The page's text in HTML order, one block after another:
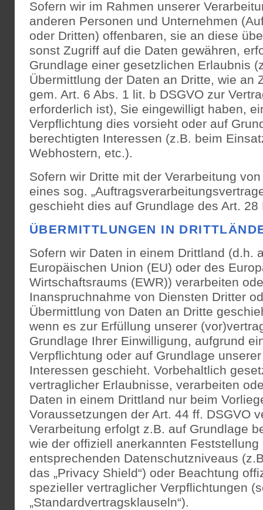
Sofern wir im Rahmen unserer
anderen Personen und Unternehmen
oder Dritten) offenbaren, sie an diese
sonst Zugriff auf die Daten gewähren,
Grundlage einer gesetzlichen Erlaubnis
Übermittlung der Daten an Dritte, wie an
gem. Art. 6 Abs. 1 lit. b DSGVO zur
erforderlich ist), Sie eingewilligt haben,
Verpflichtung dies vorsieht oder auf
berechtigten Interessen (z.B. beim
Webhostern, etc.).
Sofern wir Dritte mit der Verarbeitung
eines sog.
geschieht dies auf Grundlage des Art. 28
ÜBERMITTLUNGEN IN
Sofern wir Daten in einem Drittland (d.h.
Europäischen Union (EU) oder des
Wirtschaftsraums (EWR)) verarbeiten
Inanspruchnahme von Diensten Dritter
Übermittlung von Daten an Dritte
wenn es zur Erfüllung unserer
Grundlage Ihrer Einwilligung, aufgrund
Verpflichtung oder auf Grundlage
Interessen geschieht. Vorbehaltlich
vertraglicher Erlaubnisse, verarbeiten
Daten in einem Drittland nur beim
Voraussetzungen der Art. 44 ff. DSGVO
Verarbeitung erfolgt z.B. auf Grundlage
wie der offiziell anerkannten Feststellung
entsprechenden Datenschutzniveaus
das „Privacy Shield“) oder Beachtung
spezieller vertraglicher Verpflichtungen
„Standardvertragsklauseln“).